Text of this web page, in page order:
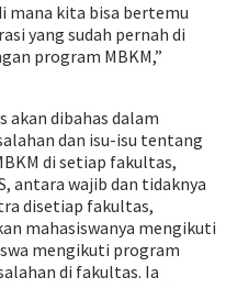
mana kita bisa bertemu
yang sudah pernah di
program MBKM,”
akan dibahas dalam
dan isu-isu tentang
di setiap fakultas,
antara wajib dan tidaknya
disetiap fakultas,
mahasiswanya mengikuti
mengikuti program
di fakultas. Ia